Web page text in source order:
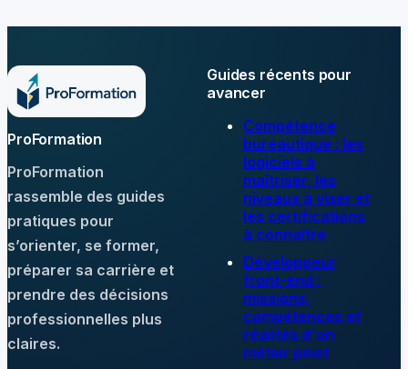
ProFormation
ProFormation
rassemble des guides
pratiques pour
s’orienter, se former,
préparer sa carrière et
prendre des décisions
professionnelles plus
claires.
Guides récents pour
avancer
Compétence
bureautique : les
logiciels à
maîtriser, les
niveaux à viser et
les certifications
à connaître
Développeur
front-end :
missions,
compétences et
réalités d'un
métier pivot